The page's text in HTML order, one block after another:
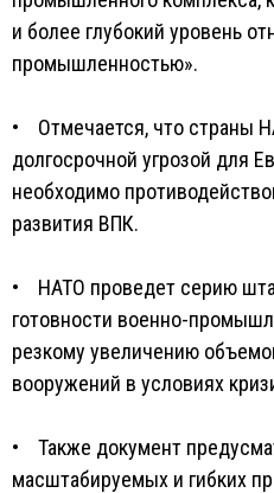
и более глубокий уровень
промышленностью».
• Отмечается, что страны
долгосрочной угрозой для
необходимо
развития ВПК.
• НАТО проведет серию
готовности военно-
резкому увеличению
вооружений в условиях
• Также документ
масштабируемых и гибких